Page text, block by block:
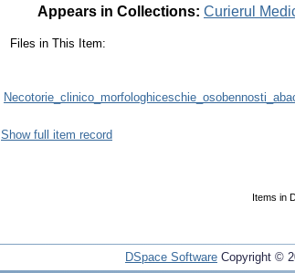
Appears in Collections: Curierul
Files in This Item:
Show full item record
Items in
DSpace Software Copyright ©